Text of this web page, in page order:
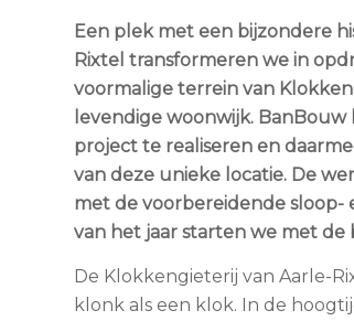
Een plek met een bijzondere
Rixtel transformeren we in
voormalige terrein van
levendige woonwijk.
project te realiseren en
van deze unieke locatie. De
met de voorbereidende sloop-
van het jaar starten we met
De Klokkengieterij van Aarle-
klonk als een klok. In de